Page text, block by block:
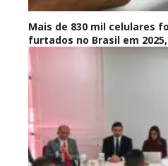
Mais de 830 mil celulares
furtados no Brasil em